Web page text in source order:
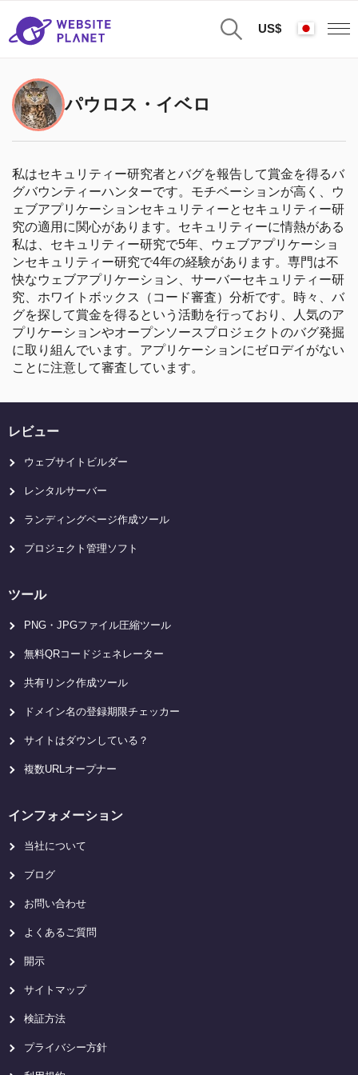
US$
パウロス・イベロ
私はセキュリティー研究者とバグを報告して賞金を得るバ
グバウンティーハンターです。モチベーションが高く、ウ
ェブアプリケーションセキュリティーとセキュリティー研
究の適用に関心があります。セキュリティーに情熱がある
私は、セキュリティー研究で5年、ウェブアプリケーショ
ンセキュリティー研究で4年の経験があります。専門は不
快なウェブアプリケーション、サーバーセキュリティー研
究、ホワイトボックス（コード審査）分析です。時々、バ
グを探して賞金を得るという活動を行っており、人気のア
プリケーションやオープンソースプロジェクトのバグ発掘
に取り組んでいます。アプリケーションにゼロデイがない
ことに注意して審査しています。
レビュー
ウェブサイトビルダー
レンタルサーバー
ランディングページ作成ツール
プロジェクト管理ソフト
ツール
PNG・JPGファイル圧縮ツール
無料QRコードジェネレーター
共有リンク作成ツール
ドメイン名の登録期限チェッカー
サイトはダウンしている？
複数URLオープナー
インフォメーション
当社について
ブログ
お問い合わせ
よくあるご質問
開示
サイトマップ
検証方法
プライバシー方針